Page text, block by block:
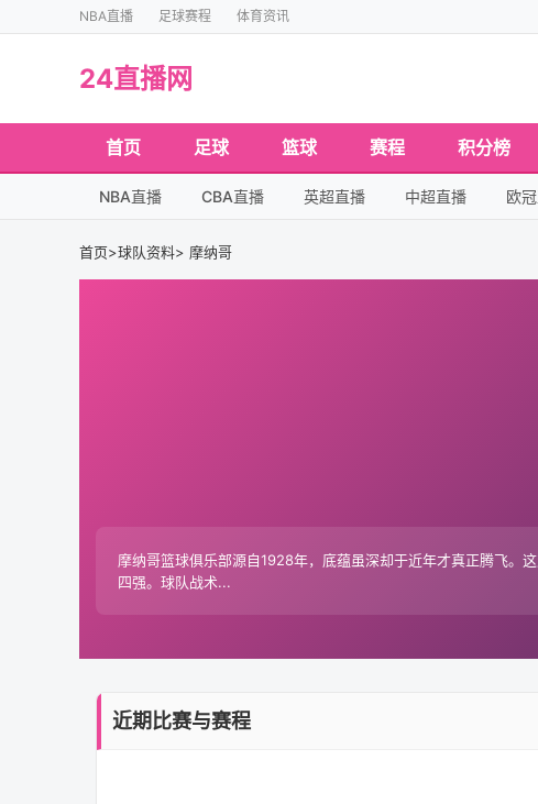
NBA直播 足球赛程 体育资讯
24直播网
首页 足球 篮球 赛程 积分榜
NBA直播 CBA直播 英超直播 中超直播 欧
首页>球队资料> 摩纳哥
摩纳哥篮球俱乐部源自1928年，底蕴虽深却于近年才真正腾飞
四强。球队战术...
近期比赛与赛程